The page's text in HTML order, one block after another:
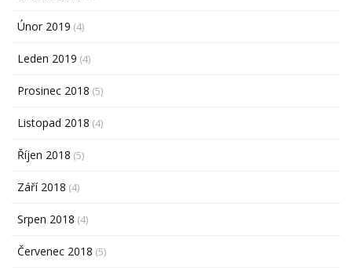
Únor 2019 (4)
Leden 2019 (4)
Prosinec 2018 (5)
Listopad 2018 (4)
Říjen 2018 (5)
Září 2018 (4)
Srpen 2018 (4)
Červenec 2018 (5)